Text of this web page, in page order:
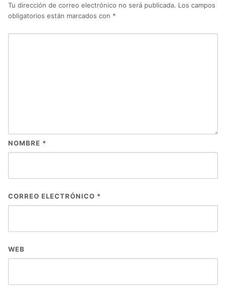
Tu dirección de correo electrónico no será publicada. Los campos
obligatorios están marcados con *
NOMBRE *
CORREO ELECTRÓNICO *
WEB